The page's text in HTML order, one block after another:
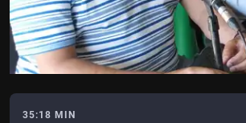
35:18 MIN